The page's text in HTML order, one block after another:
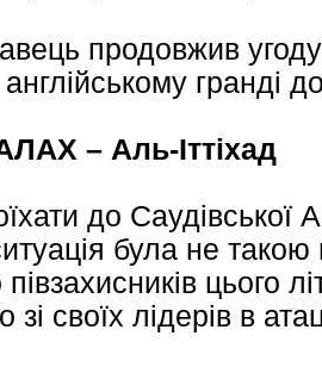
продовжив
гранді
– Аль-Іттіхад
до Саудівської
була не
цього
зі своїх лідерів в